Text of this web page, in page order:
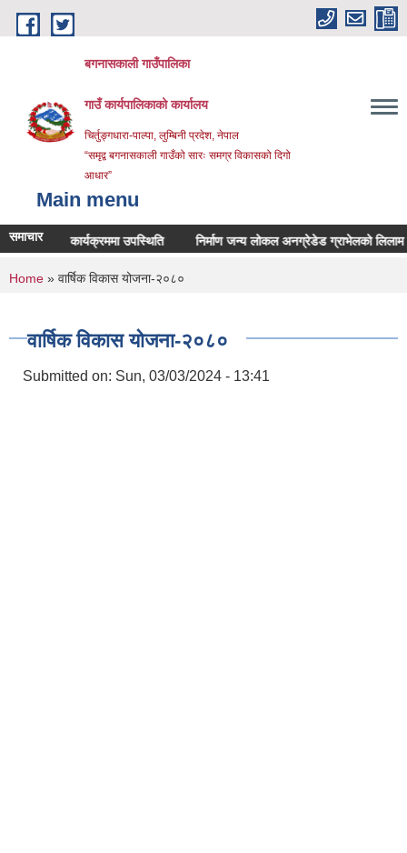
Skip to main content
बगनासकाली गाउँपालिका
गाउँ कार्यपालिकाको कार्यालय
चिर्तुङ्गधारा-पाल्पा, लुम्बिनी प्रदेश, नेपाल
“समृद्व बगनासकाली गाउँको सारः समग्र विकासको दिगो
आधार”
Main menu
समाचारकार्यक्रममा उपस्थिति निर्माण जन्य लोकल अनग्रेडेड ग्राभेलको लिलाम
You are here
Home » वार्षिक विकास योजना-२०८०
वार्षिक विकास योजना-२०८०
Submitted on: Sun, 03/03/2024 - 13:41